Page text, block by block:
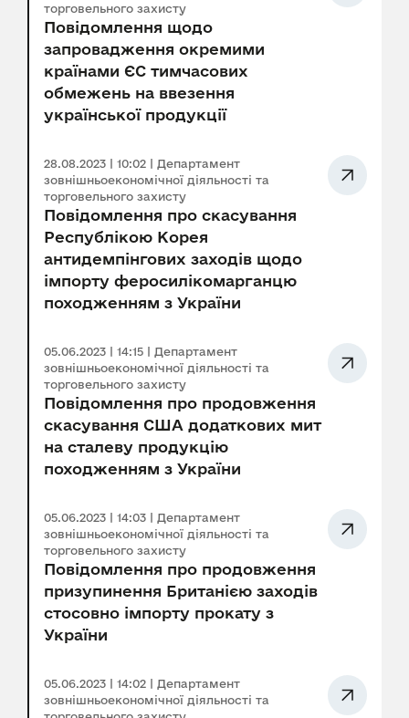
торговельного захисту
Повідомлення щодо
запровадження окремими
країнами ЄС тимчасових
обмежень на ввезення
української продукції
28.08.2023 | 10:02 | Департамент
зовнішньоекономічної діяльності та
торговельного захисту
Повідомлення про скасування
Республікою Корея
антидемпінгових заходів щодо
імпорту феросилікомарганцю
походженням з України
05.06.2023 | 14:15 | Департамент
зовнішньоекономічної діяльності та
торговельного захисту
Повідомлення про продовження
скасування США додаткових мит
на сталеву продукцію
походженням з України
05.06.2023 | 14:03 | Департамент
зовнішньоекономічної діяльності та
торговельного захисту
Повідомлення про продовження
призупинення Британією заходів
стосовно імпорту прокату з
України
05.06.2023 | 14:02 | Департамент
зовнішньоекономічної діяльності та